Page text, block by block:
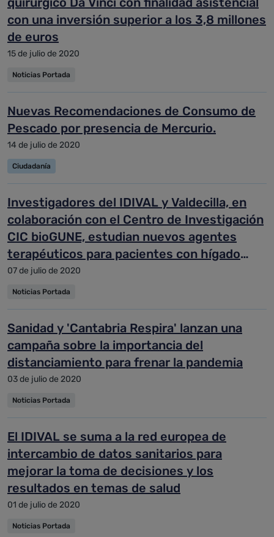
con una inversión superior a los 3,8 millones
de euros
15 de julio de 2020
Noticias Portada
Nuevas Recomendaciones de Consumo de
Pescado por presencia de Mercurio.
14 de julio de 2020
Ciudadanía
Investigadores del IDIVAL y Valdecilla, en
colaboración con el Centro de Investigación
CIC bioGUNE, estudian nuevos agentes
terapéuticos para pacientes con hígado
graso
07 de julio de 2020
Noticias Portada
Sanidad y 'Cantabria Respira' lanzan una
campaña sobre la importancia del
distanciamiento para frenar la pandemia
03 de julio de 2020
Noticias Portada
El IDIVAL se suma a la red europea de
intercambio de datos sanitarios para
mejorar la toma de decisiones y los
resultados en temas de salud
01 de julio de 2020
Noticias Portada